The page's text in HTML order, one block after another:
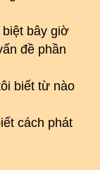
bây giờ
đề phần
biết từ nào
cách phát